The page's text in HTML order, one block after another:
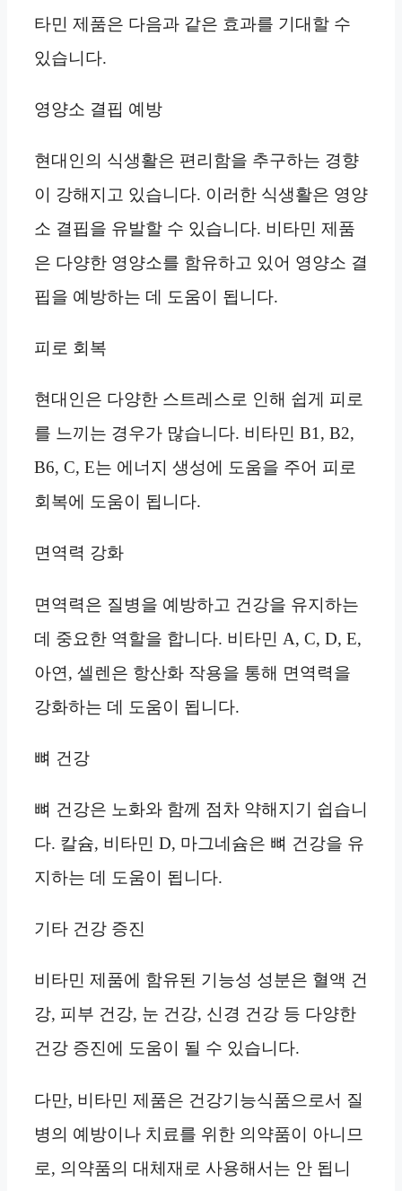
타민 제품은 다음과 같은 효과를 기대할 수
있습니다.
영양소 결핍 예방
현대인의 식생활은 편리함을 추구하는 경향
이 강해지고 있습니다. 이러한 식생활은 영양
소 결핍을 유발할 수 있습니다. 비타민 제품
은 다양한 영양소를 함유하고 있어 영양소 결
핍을 예방하는 데 도움이 됩니다.
피로 회복
현대인은 다양한 스트레스로 인해 쉽게 피로
를 느끼는 경우가 많습니다. 비타민 B1, B2,
B6, C, E는 에너지 생성에 도움을 주어 피로
회복에 도움이 됩니다.
면역력 강화
면역력은 질병을 예방하고 건강을 유지하는
데 중요한 역할을 합니다. 비타민 A, C, D, E,
아연, 셀렌은 항산화 작용을 통해 면역력을
강화하는 데 도움이 됩니다.
뼈 건강
뼈 건강은 노화와 함께 점차 약해지기 쉽습니
다. 칼슘, 비타민 D, 마그네슘은 뼈 건강을 유
지하는 데 도움이 됩니다.
기타 건강 증진
비타민 제품에 함유된 기능성 성분은 혈액 건
강, 피부 건강, 눈 건강, 신경 건강 등 다양한
건강 증진에 도움이 될 수 있습니다.
다만, 비타민 제품은 건강기능식품으로서 질
병의 예방이나 치료를 위한 의약품이 아니므
로, 의약품의 대체재로 사용해서는 안 됩니